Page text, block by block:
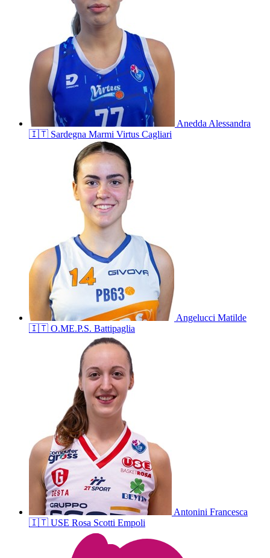
AneddaAlessandra
🇮🇹 Sardegna Marmi Virtus Cagliari
Angelucci Matilde
🇮🇹 O.ME.P.S. Battipaglia
Antonini Francesca
🇮🇹 USE Rosa Scotti Empoli